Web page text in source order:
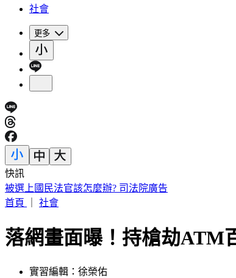
社會
更多
快訊
被選上國民法官該怎麼辦? 司法院廣告
首頁
社會
落網畫面曝！持槍劫
實習編輯：徐榮佑